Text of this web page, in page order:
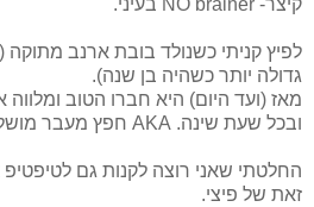
לפיץ קניתי כשנולד בובת ארנב
גדולה יותר כשהיה בן שנה).
מאז (ועד היום) היא חברו הטוב ומלווה
ובכל שעת שינה. AKA חפץ מעבר מושלם.
החלטתי שאני רוצה לקנות גם
זאת של פיצי.